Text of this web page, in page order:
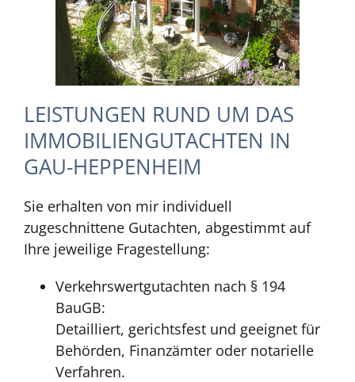
LEISTUNGEN RUND UM DAS
IMMOBILIENGUTACHTEN IN
GAU-HEPPENHEIM
Sie erhalten von mir individuell
zugeschnittene Gutachten, abgestimmt auf
Ihre jeweilige Fragestellung:
Verkehrswertgutachten nach § 194
BauGB:
Detailliert, gerichtsfest und geeignet für
Behörden, Finanzämter oder notarielle
Verfahren.